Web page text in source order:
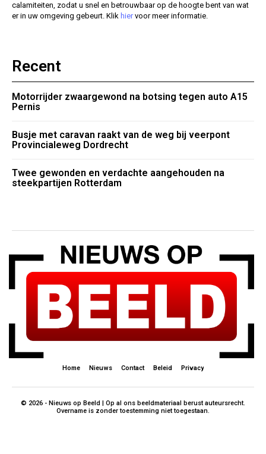
calamiteiten, zodat u snel en betrouwbaar op de hoogte bent van wat
er in uw omgeving gebeurt. Klik hiervoor meer informatie.
Recent
Motorrijder zwaargewond na botsing tegen auto A15
Pernis
Busje met caravan raakt van de weg bij veerpont
Provincialeweg Dordrecht
Twee gewonden en verdachte aangehouden na
steekpartijen Rotterdam
Home Nieuws Contact Beleid Privacy
© 2026 - Nieuws op Beeld | Op al ons beeldmateriaal berust auteursrecht.
Overname is zonder toestemming niet toegestaan.